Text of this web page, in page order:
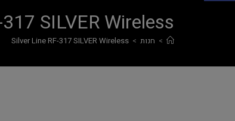
SILVER Wireless
> חנות >
Silver Line RF-317 SILVER Wireless